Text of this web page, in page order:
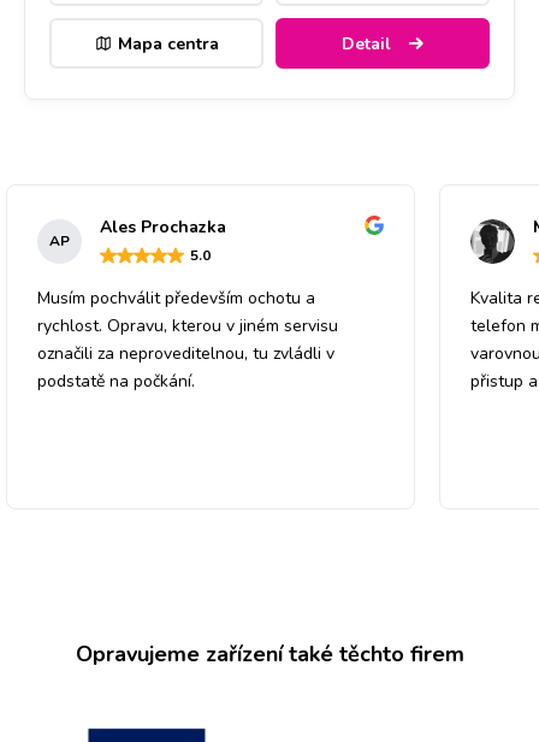
Mapa centra Detail
AP
Ales Prochazka
5.0
Musím pochválit především ochotu a
rychlost. Opravu, kterou v jiném servisu
označili za neproveditelnou, tu zvládli v
podstatě na počkání.
Kvalita
telefon
přistup
Opravujeme zařízení také těchto firem